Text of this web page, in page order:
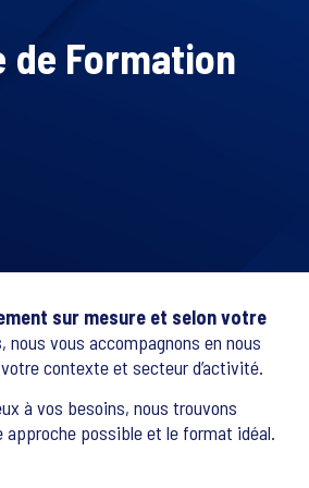
de Formation
sur mesure et selon votre
, nous vous accompagnons en nous
contexte et secteur d’activité.
à vos besoins, nous trouvons
approche possible et le format idéal.